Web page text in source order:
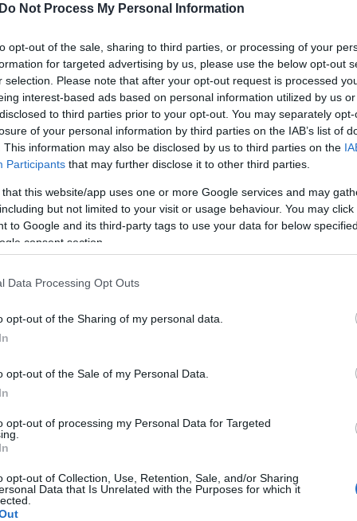
Do Not Process My Personal Information
opt-out of the sale, sharing to third parties, or processing of your
for targeted advertising by us, please use the below opt-out
selection. Please note that after your opt-out request is processed
interest-based ads based on personal information utilized by us
to third parties prior to your opt-out. You may separately
of your personal information by third parties on the IAB’s list of
This information may also be disclosed by us to third parties on the
Participants that may further disclose it to other third parties.
that this website/app uses one or more Google services and may
but not limited to your visit or usage behaviour. You may
to Google and its third-party tags to use your data for below
consent section.
Data Processing Opt Outs
opt-out of the Sharing of my personal data.
opt-out of the Sale of my Personal Data.
opt-out of processing my Personal Data for Targeted
opt-out of Collection, Use, Retention, Sale, and/or Sharing
Data that Is Unrelated with the Purposes for which it
τα χέρια του συζύγου της. Ακόμα μίαγυναίκα
Αυτήν τη φορά, στονΒόλο.
της Πέμπτης εντοπίστηκε ένανεκρό ζευγάρισε
άντρας πυροβόλησε τη γυναίκα του στο κεφάλι,
που ειδοποίησαν την αστυνομία ήταν οι γείτονες.
NOW
στη Ρουμανία: 23χρονη
δολοφονήθηκε από τον πρώην της,
κρατούσε στην αγκαλιά το μωρό της